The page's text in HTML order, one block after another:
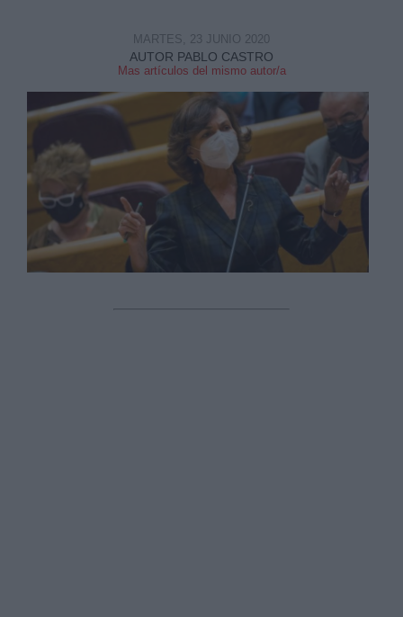
AUTOR PABLO CASTRO
Mas artículos del mismo autor/a
MARTES, 23 JUNIO 2020